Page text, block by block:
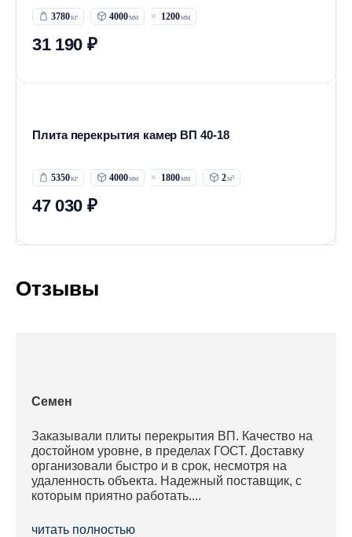
3780 4000 1200
31 190 ₽
Плита перекрытия камер ВП 40-18
5350 4000 1800 2
47 030 ₽
Отзывы
Заказывали плиты перекрытия ВП. Качество на
достойном уровне, в пределах ГОСТ. Доставку
организовали быстро и в срок, несмотря на
удаленность объекта. Надежный поставщик, с
которым приятно работать....
читать полностью
Семен